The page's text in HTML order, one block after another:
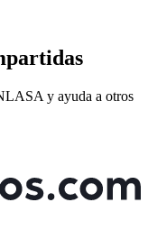
y ayuda a otros